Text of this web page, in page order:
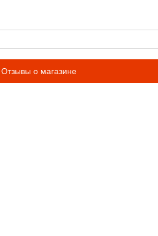
Отзывы о магазине